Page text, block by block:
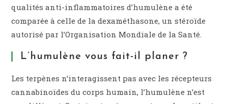
qualités anti-inflammatoires d’humulène a été
comparée à celle de la dexaméthasone, un stéroïde
autorisé par l’Organisation Mondiale de la Santé.
L’humulène vous fait-il planer ?
Les terpènes n’interagissent pas avec les récepteurs
cannabinoïdes du corps humain, l’humulène n’est